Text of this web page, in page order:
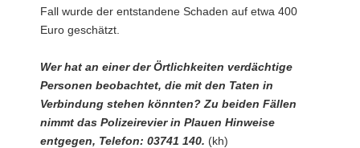
Fall wurde der entstandene Schaden auf etwa 400
Euro geschätzt.
Wer hat an einer der Örtlichkeiten verdächtige
Personen beobachtet, die mit den Taten in
Verbindung stehen könnten? Zu beiden Fällen
nimmt das Polizeirevier in Plauen Hinweise
entgegen, Telefon: 03741 140. (kh)